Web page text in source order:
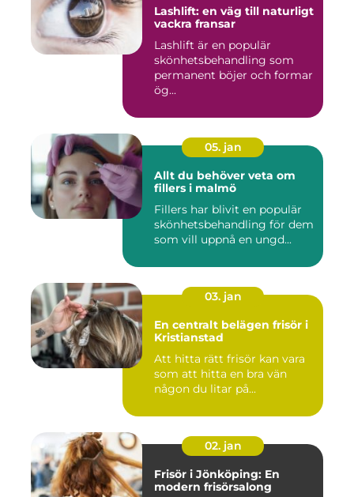
Lashlift: en väg till naturligt
vackra fransar
Lashlift är en populär
skönhetsbehandling som
permanent böjer och formar
ög...
05. jan
Allt du behöver veta om
fillers i malmö
Fillers har blivit en populär
skönhetsbehandling för dem
som vill uppnå en ungd...
03. jan
En centralt belägen frisör i
Kristianstad
Att hitta rätt frisör kan vara
som att hitta en bra vän
någon du litar på...
02. jan
Frisör i Jönköping: En
modern frisörsalong